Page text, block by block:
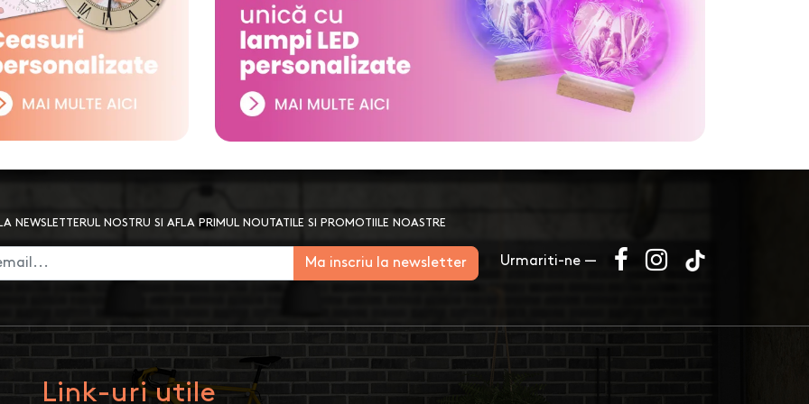
NEWSLETTERUL NOSTRU SI AFLA PRIMUL NOUTATILE SI PROMOTIILE NOASTRE
Ma inscriu la newsletter Urmariti-ne —
Link-uri utile